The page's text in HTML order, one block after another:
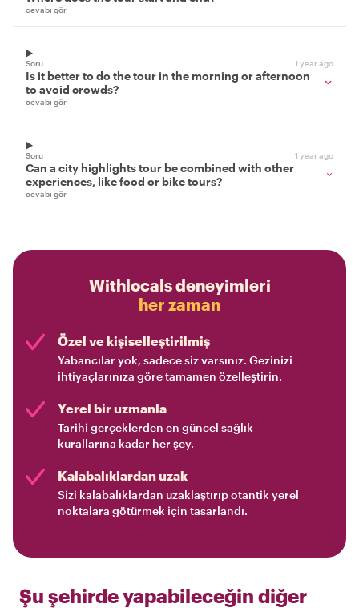
cevabı gör
Soru 1 year ago
Is it better to do the tour in the morning or afternoon
to avoid crowds?
cevabı gör
Soru 1 year ago
Can a city highlights tour be combined with other
experiences, like food or bike tours?
cevabı gör
Withlocals deneyimleri
her zaman
Özel ve kişiselleştirilmiş
Yabancılar yok, sadece siz varsınız. Gezinizi
ihtiyaçlarınıza göre tamamen özelleştirin.
Yerel bir uzmanla
Tarihi gerçeklerden en güncel sağlık
kurallarına kadar her şey.
Kalabalıklardan uzak
Sizi kalabalıklardan uzaklaştırıp otantik yerel
noktalara götürmek için tasarlandı.
Şu şehirde yapabileceğin diğer